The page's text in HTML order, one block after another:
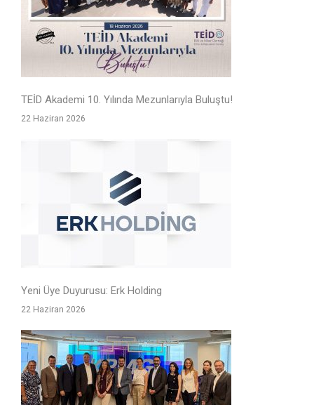
TEİD Akademi 10. Yılında Mezunlarıyla Buluştu!
22 Haziran 2026
Yeni Üye Duyurusu: Erk Holding
22 Haziran 2026